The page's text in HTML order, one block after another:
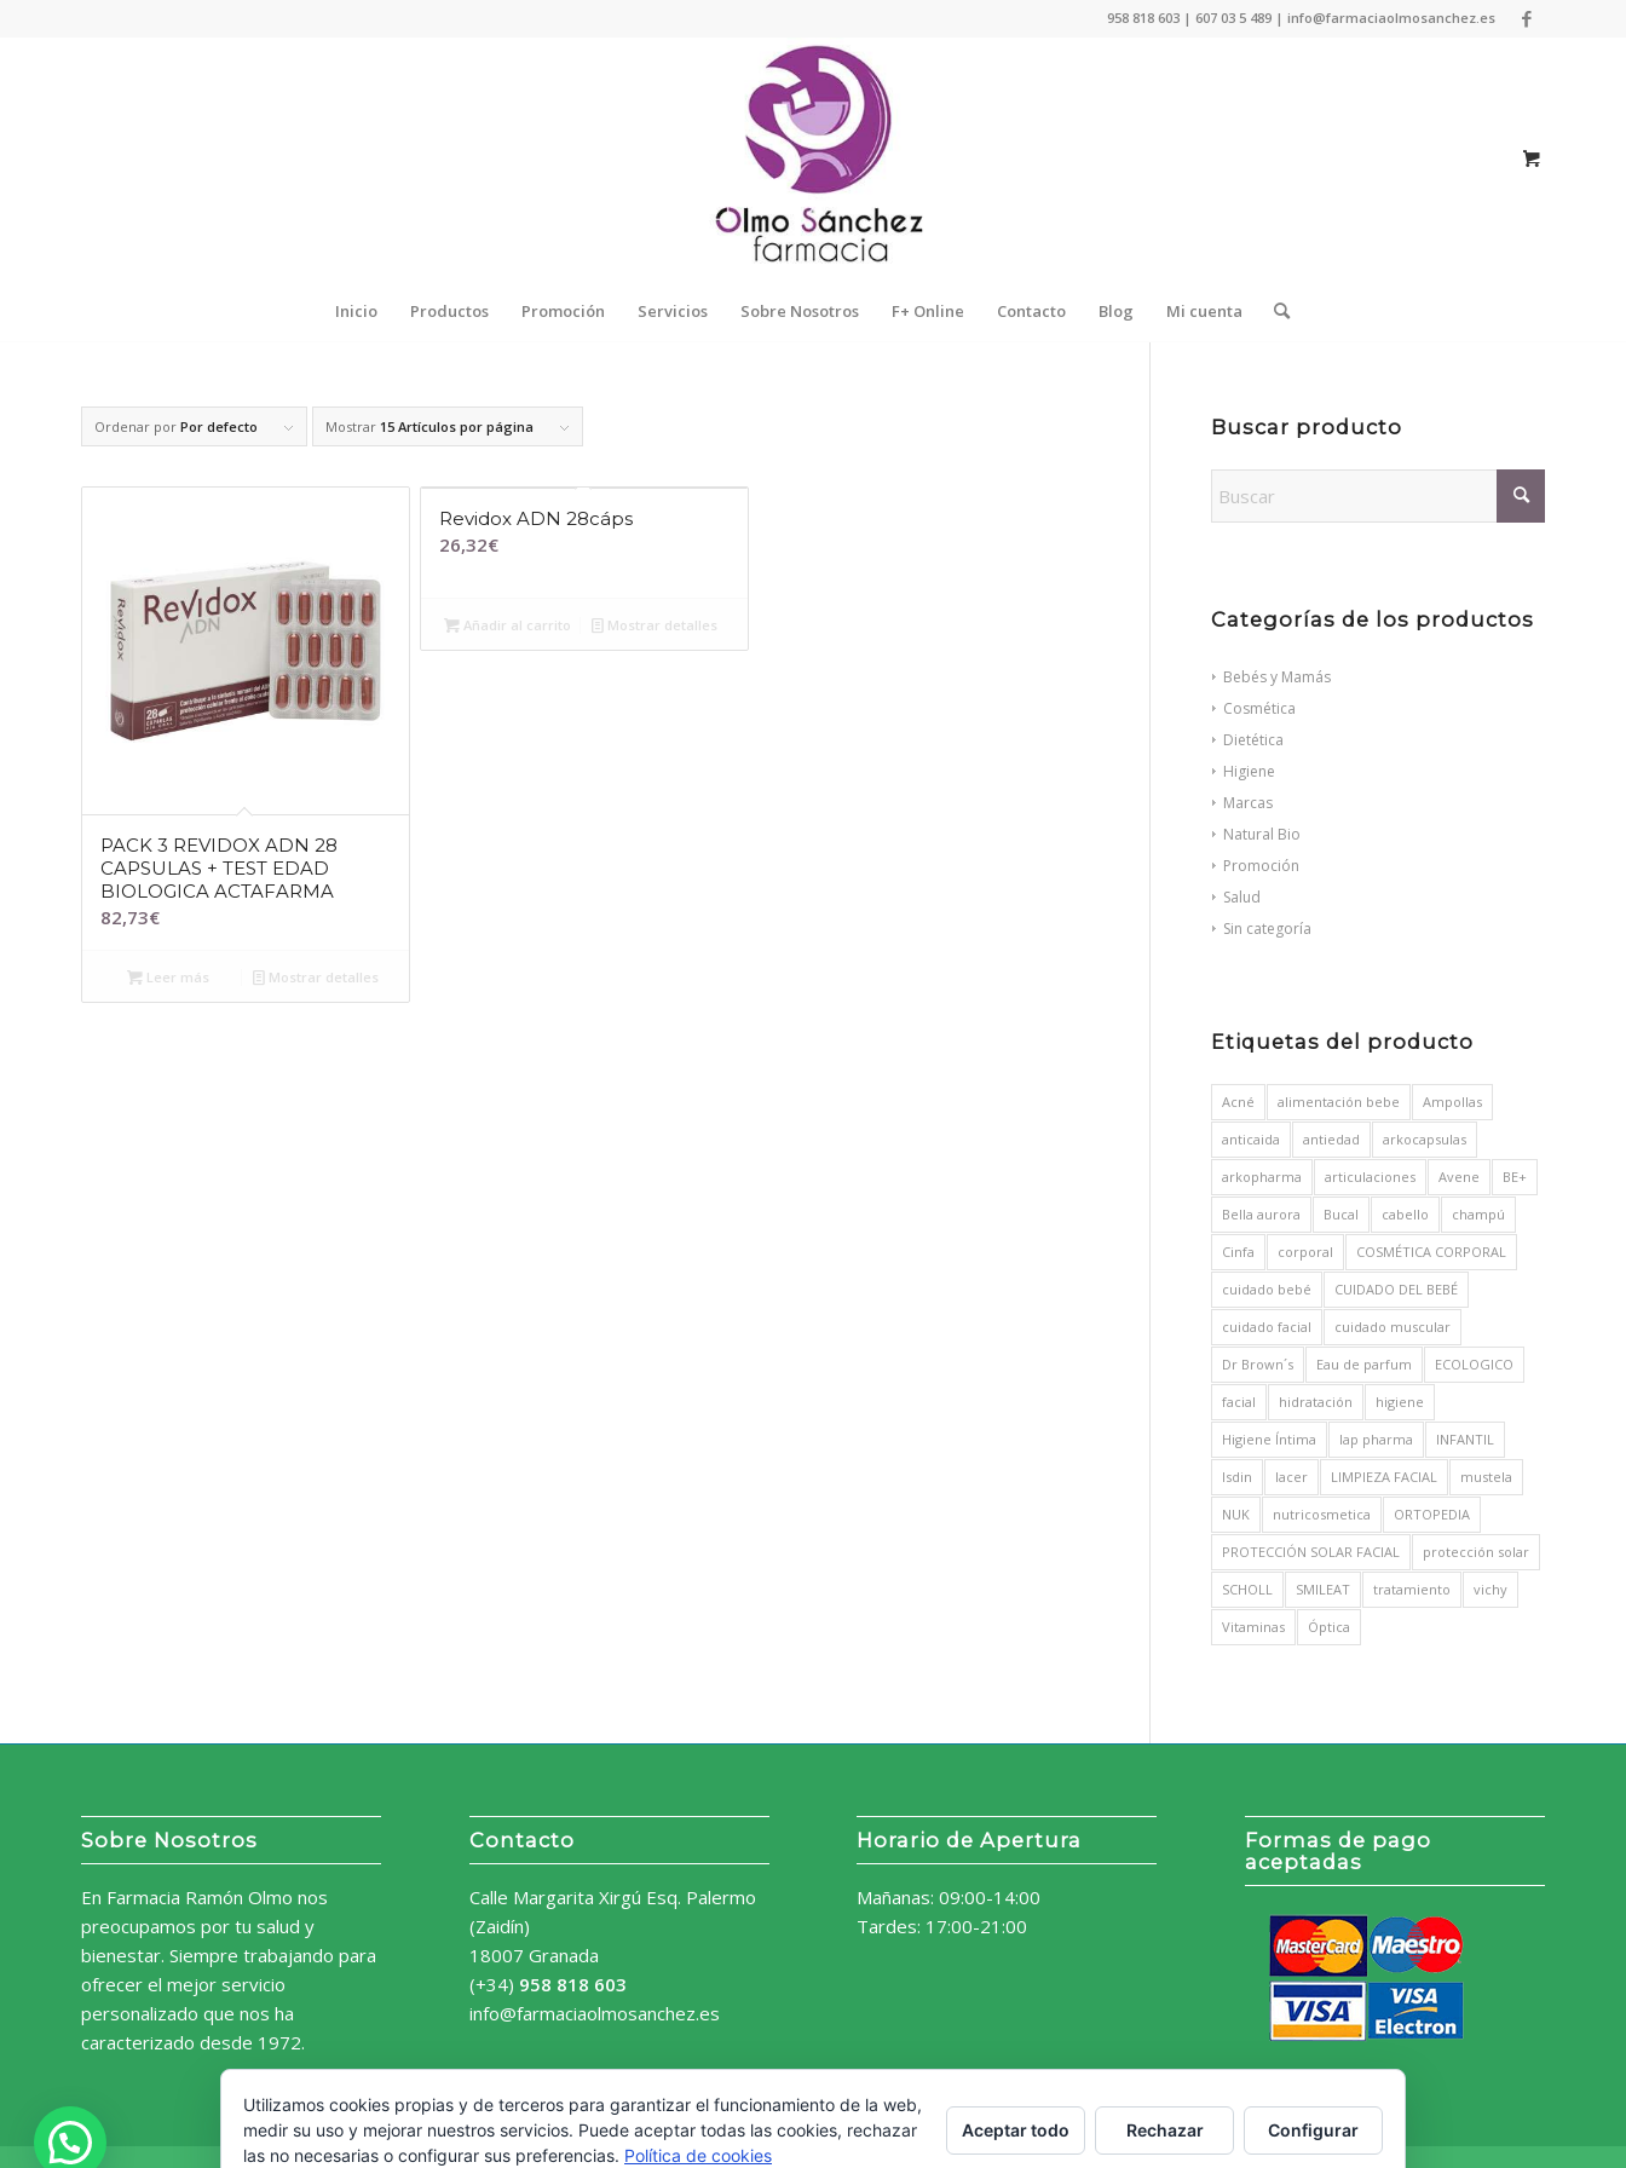
958 818 603 | 607 03 5 489 | info@farmaciaolmosanchez.es
Inicio Productos Promoción Servicios Sobre Nosotros F+ Online Contacto Blog Mi cuenta
Ordenar por Por defecto Mostrar 15 Artículos por página
PACK 3 REVIDOX ADN 28
CAPSULAS + TEST EDAD
BIOLOGICA ACTAFARMA
82,73€
Leer más Mostrar detalles
Revidox ADN 28cáps
26,32€
Añadir al carrito Mostrar detalles
Buscar producto
Categorías de los productos
Bebés y Mamás
Cosmética
Dietética
Higiene
Marcas
Natural Bio
Promoción
Salud
Sin categoría
Etiquetas del producto
Acné alimentación bebe Ampollas
anticaida antiedad arkocapsulas
arkopharma articulaciones Avene BE+
Bella aurora Bucal cabello champú
Cinfa corporal COSMÉTICA CORPORAL
cuidado bebé CUIDADO DEL BEBÉ
cuidado facial cuidado muscular
Dr Brown´s Eau de parfum ECOLOGICO
facial hidratación higiene
Higiene Íntima Iap pharma INFANTIL
Isdin lacer LIMPIEZA FACIAL mustela
NUK nutricosmetica ORTOPEDIA
PROTECCIÓN SOLAR FACIAL protección solar
SCHOLL SMILEAT tratamiento vichy
Vitaminas Óptica
Sobre Nosotros
En Farmacia Ramón Olmo nos
preocupamos por tu salud y
bienestar. Siempre trabajando para
ofrecer el mejor servicio
personalizado que nos ha
caracterizado desde 1972.
Contacto
Calle Margarita Xirgú Esq. Palermo
(Zaidín)
18007 Granada
(+34) 958 818 603
info@farmaciaolmosanchez.es
Horario de Apertura
Mañanas: 09:00-14:00
Tardes: 17:00-21:00
Formas de pago
aceptadas
Utilizamos cookies propias y de terceros para garantizar el funcionamiento de la web,
medir su uso y mejorar nuestros servicios. Puede aceptar todas las cookies, rechazar
las no necesarias o configurar sus preferencias. Política de cookies
Aceptar todo Rechazar Configurar